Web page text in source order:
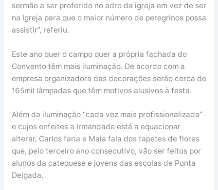
sermão a ser proferido no adro da igreja em vez de ser
na Igreja para que o maior número de peregrinos possa
assistir”, referiu.
Este ano quer o campo quer a própria fachada do
Convento têm mais iluminação. De acordo com a
empresa organizadora das decorações serão cerca de
165mil lâmpadas que têm motivos alusivos à festa.
Além da iluminação “cada vez mais profissionalizada”
e cujos enfeites a Irmandade está a equacionar
alterar, Carlos faria e Maia fala dos tapetes de flores
que, pelo terceiro ano consecutivo, vão ser feitos por
alunos da catequese e jovens das escolas de Ponta
Delgada.